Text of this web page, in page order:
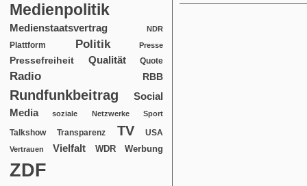
Medienpolitik
Medienstaatsvertrag NDR
Plattform Politik Presse
Pressefreiheit Qualität Quote
Radio RBB
Rundfunkbeitrag
Social
Media
soziale Netzwerke Sport
Talkshow Transparenz TV USA
Vertrauen Vielfalt WDR Werbung
ZDF